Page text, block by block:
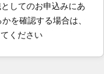
してのお申込みにあ
を確認する場合は、
ください